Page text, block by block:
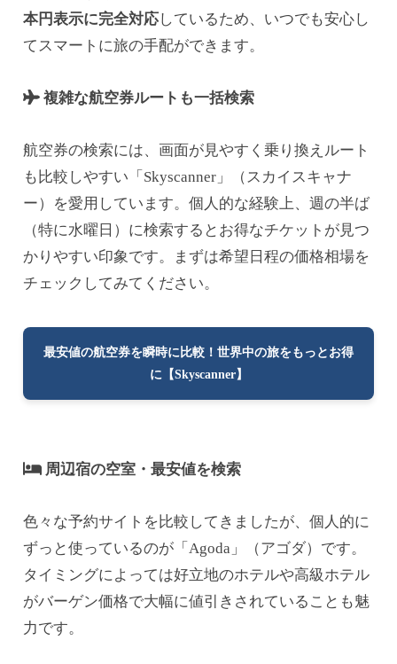
本円表示に完全対応しているため、いつでも安心し
てスマートに旅の手配ができます。
複雑な航空券ルートも一括検索
航空券の検索には、画面が見やすく乗り換えルート
も比較しやすい「Skyscanner」（スカイスキャナ
ー）を愛用しています。個人的な経験上、週の半ば
（特に水曜日）に検索するとお得なチケットが見つ
かりやすい印象です。まずは希望日程の価格相場を
チェックしてみてください。
最安値の航空券を瞬時に比較！世界中の旅をもっとお得
に【Skyscanner】
周辺宿の空室・最安値を検索
色々な予約サイトを比較してきましたが、個人的に
ずっと使っているのが「Agoda」（アゴダ）です。
タイミングによっては好立地のホテルや高級ホテル
がバーゲン価格で大幅に値引きされていることも魅
力です。